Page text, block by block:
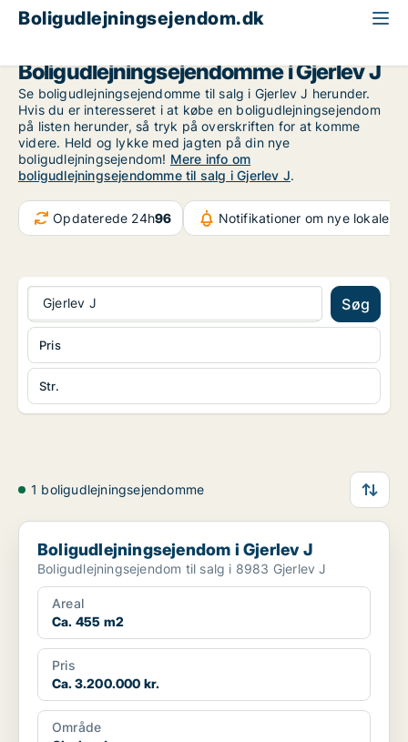
Boligudlejningsejendom.dk
Boligudlejningsejendomme i Gjerlev J
Se boligudlejningsejendomme til salg i Gjerlev J herunder.
Hvis du er interesseret i at købe en boligudlejningsejendom
på listen herunder, så tryk på overskriften for at komme
videre. Held og lykke med jagten på din nye
boligudlejningsejendom! Mere info om
boligudlejningsejendomme til salg i Gjerlev J.
Opdaterede 24h96 Notifikationer om nye lokaler
Gjerlev J Søg
Str.
Pris
1 boligudlejningsejendomme
Boligudlejningsejendom i Gjerlev J
Boligudlejningsejendom i Gjerlev J
Boligudlejningsejendom til salg i 8983 Gjerlev J
Areal
Ca. 455 m2
Pris
Ca. 3.200.000 kr.
Område